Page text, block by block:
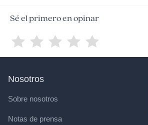
Sé el primero en opinar
Nosotros
Sobre nosotros
Notas de prensa